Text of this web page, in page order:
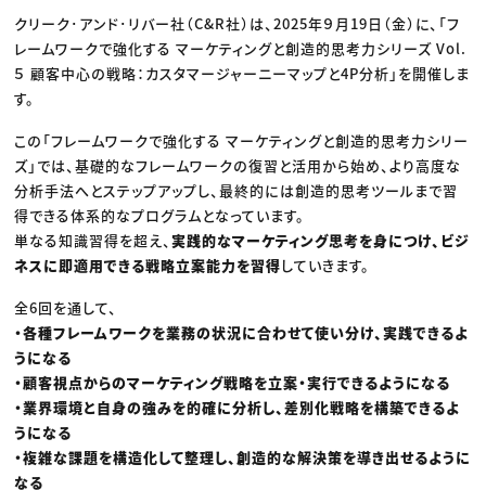
プロフェッショナル×つながる×メディア
クリーク･アンド･リバー社（C&R社）は、2025年９月19日（金）に、「フ
レームワークで強化する マーケティングと創造的思考力シリーズ Vol.
５ 顧客中心の戦略：カスタマージャーニーマップと4P分析」を開催しま
す。
この「フレームワークで強化する マーケティングと創造的思考力シリー
ズ」では、基礎的なフレームワークの復習と活用から始め、より高度な
分析手法へとステップアップし、最終的には創造的思考ツールまで習
得できる体系的なプログラムとなっています。
単なる知識習得を超え、実践的なマーケティング思考を身につけ、ビジ
ネスに即適用できる戦略立案能力を習得していきます。
全6回を通して、
・各種フレームワークを業務の状況に合わせて使い分け、実践できるよ
うになる
・顧客視点からのマーケティング戦略を立案・実行できるようになる
・業界環境と自身の強みを的確に分析し、差別化戦略を構築できるよ
うになる
・複雑な課題を構造化して整理し、創造的な解決策を導き出せるように
なる